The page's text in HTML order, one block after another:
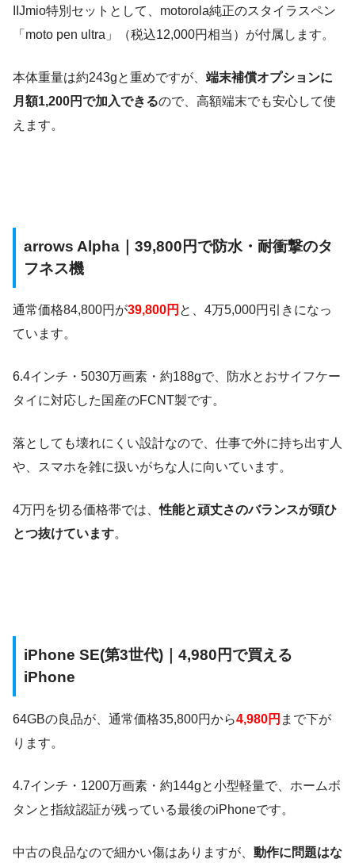
IIJmio特別セットとして、motorola純正のスタイラスペン
「moto pen ultra」（税込12,000円相当）が付属します。
本体重量は約243gと重めですが、 端末補償オプションに
月額1,200円で加入できるので、高額端末でも安心して使
えます。
arrows Alpha｜39,800円で防水・耐衝撃のタ
フネス機
通常価格84,800円が39,800円 と、4万5,000円引きになっ
ています。
6.4インチ・5030万画素・約188gで、防水とおサイフケー
タイに対応した国産のFCNT製です。
落としても壊れにくい設計なので、仕事で外に持ち出す人
や、スマホを雑に扱いがちな人に向いています。
4万円を切る価格帯では、性能と頑丈さのバランスが頭ひ
とつ抜けています。
iPhone SE(第3世代)｜4,980円で買える
iPhone
64GBの良品が、通常価格35,800円から4,980円 まで下が
ります。
4.7インチ・1200万画素・約144gと小型軽量で、ホームボ
タンと指紋認証が残っている最後のiPhoneです。
中古の良品なので細かい傷はありますが、 動作に問題はな